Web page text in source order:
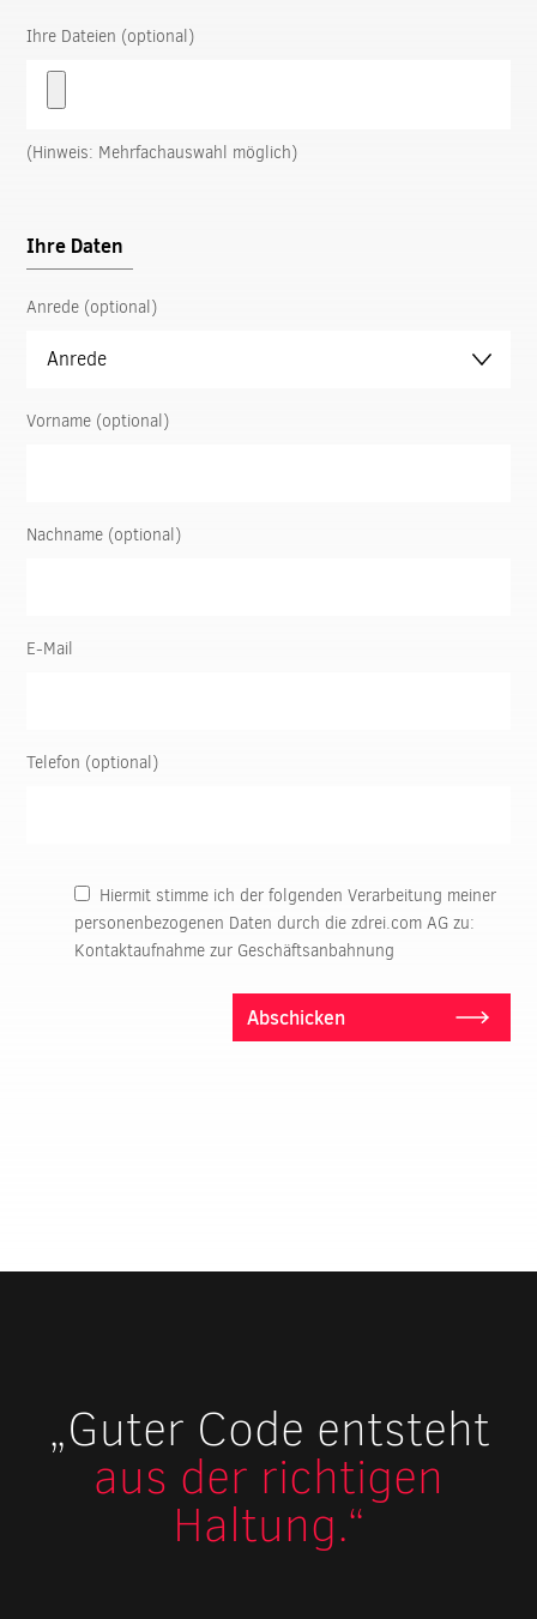
„Guter Code entsteht
aus der richtigen
Haltung.“